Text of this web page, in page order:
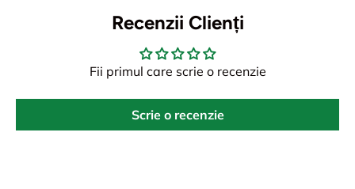
Recenzii Clienți
Fii primul care scrie o recenzie
Scrie o recenzie